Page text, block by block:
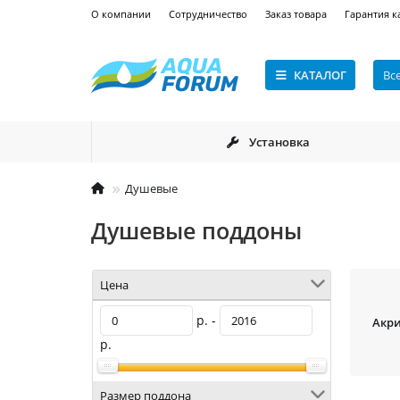
О компании Сотрудничество Заказ товара Гарантия
КАТАЛОГ
Установка
Душевые
Душевые поддоны
Цена
р. -
р.
Размер поддона